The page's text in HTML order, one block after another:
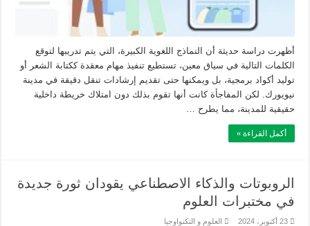
أظهرت دراسة حديثة أن النماذج اللغوية الكبيرة، التي يتم تدريبها لتوقع
الكلمات التالية في سياق معين، تستطيع تنفيذ مهام معقدة ككتابة الشعر أو
توليد أكواد برمجية، بل ويمكنها حتى تقديم إرشادات تنقل دقيقة في مدينة
نيويورك. لكن المفاجأة كانت أنها تقوم بذلك دون امتلاك خريطة داخلية
حقيقية للمدينة، مما يطرح …
أكمل القراءة »
الروبوتات والذكاء الاصطناعي يقودان ثورة جديدة
في مختبرات العلوم
23 أكتوبر، 2024 العلوم و التكنواوجيا